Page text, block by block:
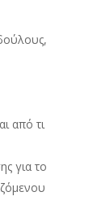
από τι
για το